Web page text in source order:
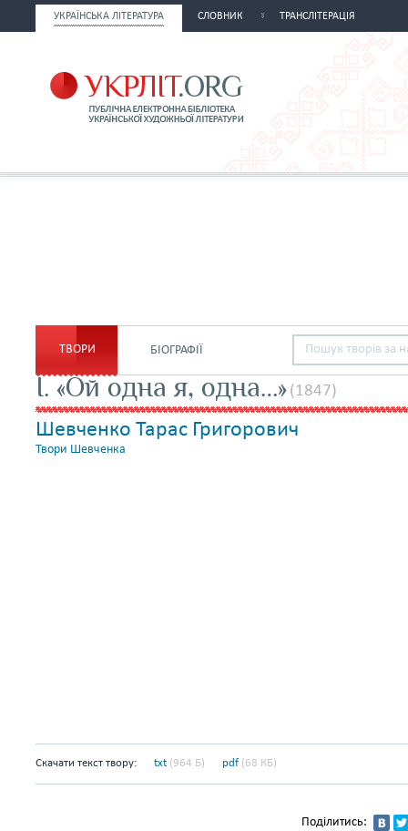
УКРАЇНСЬКА ЛІТЕРАТУРА СЛОВНИК ТРАНСЛІТЕРАЦІЯ
ТВОРИ БІОГРАФІЇ
I. «Ой одна я, одна…» (1847)
Шевченко Тарас Григорович
Твори Шевченка
Скачати текст твору: txt (964 Б) pdf (68 КБ)
Поділитись: